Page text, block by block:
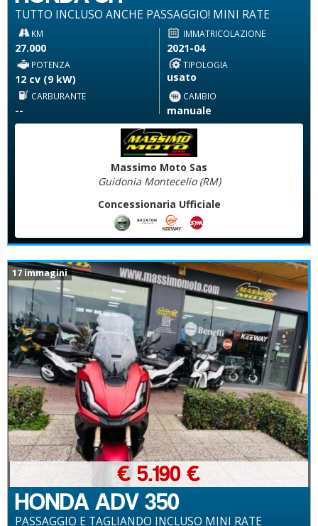
TUTTO INCLUSO ANCHE PASSAGGIO! MINI RATE
KM
27.000
IMMATRICOLAZIONE
2021-04
POTENZA
12 cv (9 kW)
TIPOLOGIA
usato
CARBURANTE
--
CAMBIO
manuale
Massimo Moto Sas
Guidonia Montecelio (RM)
Concessionaria Ufficiale
17 immagini
HONDA ADV 350
PASSAGGIO E TAGLIANDO INCLUSO MINI RATE
€ 5.190 €